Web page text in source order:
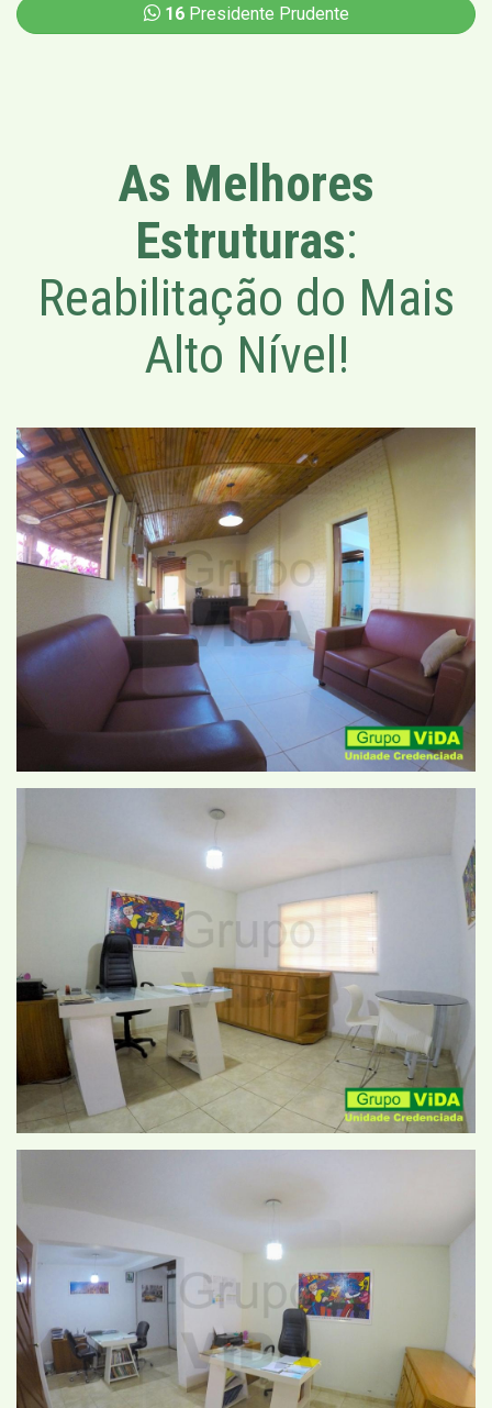
16Presidente Prudente
As Melhores
Estruturas:
Reabilitação do Mais
Alto Nível!